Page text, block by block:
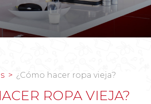
¿Cómo hacer ropa vieja?
ROPA VIEJA?